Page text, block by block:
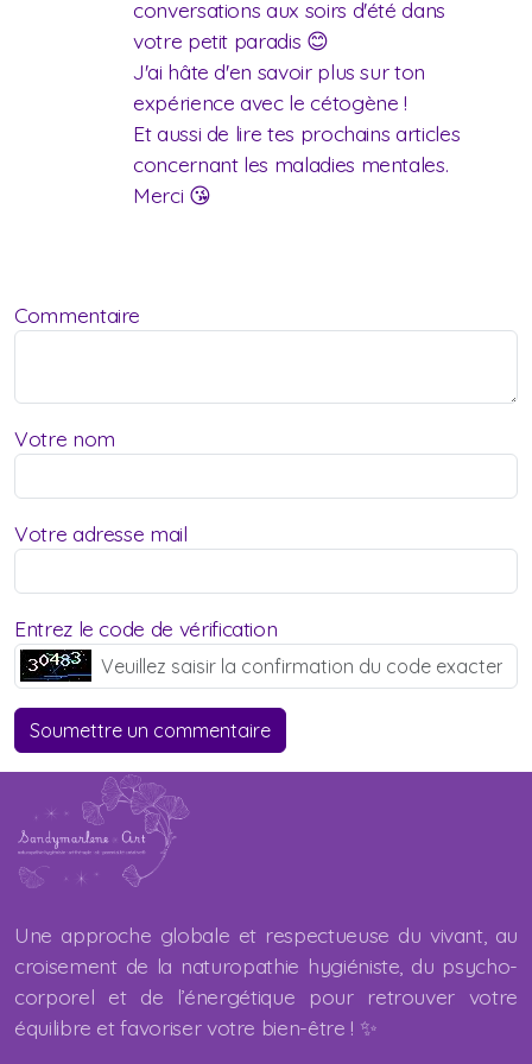
conversations aux soirs d'été dans
votre petit paradis 😊
J'ai hâte d'en savoir plus sur ton
expérience avec le cétogène !
Et aussi de lire tes prochains articles
concernant les maladies mentales.
Merci 😘
Commentaire
Votre nom
Votre adresse mail
Entrez le code de vérification
Soumettre un commentaire
Une approche globale et respectueuse du vivant, au
croisement de la naturopathie hygiéniste, du psycho-
corporel et de l’énergétique pour retrouver votre
équilibre et favoriser votre bien-être ! ✨